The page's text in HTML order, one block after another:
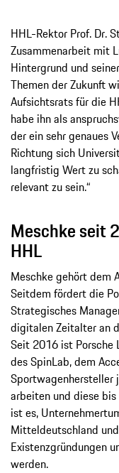
HHL-Rektor Prof. Dr.
Zusammenarbeit mit
Hintergrund und
Themen der Zukunft
Aufsichtsrats für die
habe ihn als
der ein sehr genaues
Richtung sich
langfristig Wert zu
relevant zu sein.“
Meschke seit
HHL
Meschke gehört dem
Seitdem fördert die
Strategisches
digitalen Zeitalter an
Seit 2016 ist Porsche
des SpinLab, dem
Sportwagenhersteller
arbeiten und diese
ist es,
Mitteldeutschland
Existenzgründungen
werden.